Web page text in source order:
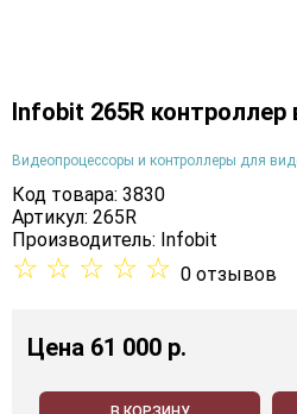
Infobit 265R
Видеопроцессоры и контроллеры для
Код товара: 3830
Артикул: 265R
Производитель: Infobit
☆ ☆ ☆ ☆ ☆ 0 отзывов
Цена 61 000 p.